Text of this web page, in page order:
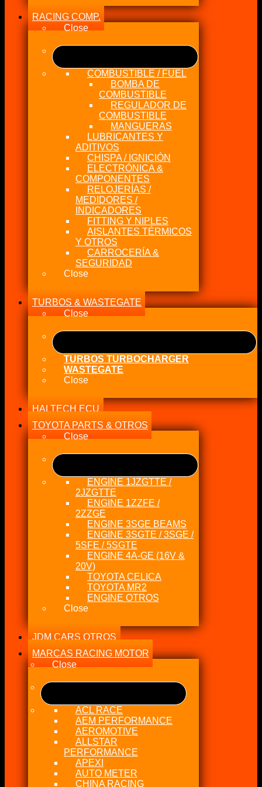
RACING COMP.
Close
COMBUSTIBLE / FUEL
BOMBA DE
COMBUSTIBLE
REGULADOR DE
COMBUSTIBLE
MANGUERAS
LUBRICANTES Y
ADITIVOS
CHISPA / IGNICIÓN
ELECTRÓNICA &
COMPONENTES
RELOJERÍAS /
MEDIDORES /
INDICADORES
FITTING Y NIPLES
AISLANTES TÉRMICOS
Y OTROS
CARROCERÍA &
SEGURIDAD
Close
TURBOS & WASTEGATE
Close
TURBOS TURBOCHARGER
WASTEGATE
Close
HALTECH ECU
TOYOTA PARTS & OTROS
Close
ENGINE 1JZGTTE /
2JZGTTE
ENGINE 1ZZFE /
2ZZGE
ENGINE 3SGE BEAMS
ENGINE 3SGTE / 3SGE /
5SFE / 5SGTE
ENGINE 4A-GE (16V &
20V)
TOYOTA CELICA
TOYOTA MR2
ENGINE OTROS
Close
JDM CARS OTROS
MARCAS RACING MOTOR
Close
ACL RACE
AEM PERFORMANCE
AEROMOTIVE
ALLSTAR
PERFORMANCE
APEXI
AUTO METER
CHINA RACING